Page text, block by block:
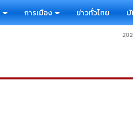
การเมือง ข่าวทั่วไทย บั